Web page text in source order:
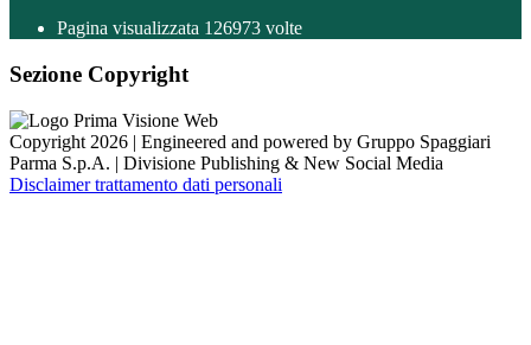
Pagina visualizzata 126973 volte
Sezione Copyright
Copyright 2026 | Engineered and powered by Gruppo Spaggiari
Parma S.p.A. | Divisione Publishing & New Social Media
Disclaimer trattamento dati personali